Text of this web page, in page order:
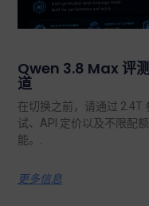
Qwen 3.8 Max 评
道
在切换之前，请通过 2.4T
试、API 定价以及不限配
能。.
更多信息